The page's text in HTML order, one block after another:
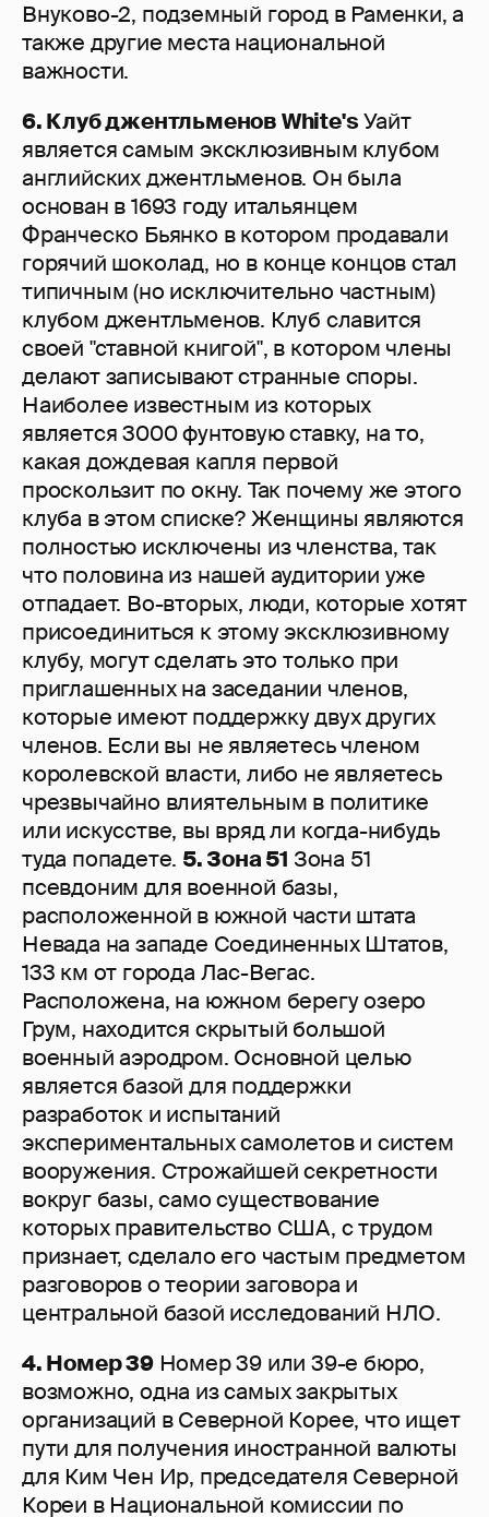
Внуково-2, подземный город в Раменки, а
также другие места национальной
важности.
6. Клуб джентльменов White'sУайт
является самым эксклюзивным клубом
английских джентльменов. Он была
основан в 1693 году итальянцем
Франческо Бьянко в котором продавали
горячий шоколад, но в конце концов стал
типичным (но исключительно частным)
клубом джентльменов. Клуб славится
своей "ставной книгой", в котором члены
делают записывают странные споры.
Наиболее известным из которых
является 3000 фунтовую ставку, на то,
какая дождевая капля первой
проскользит по окну. Так почему же этого
клуба в этом списке? Женщины являются
полностью исключены из членства, так
что половина из нашей аудитории уже
отпадает. Во-вторых, люди, которые хотят
присоединиться к этому эксклюзивному
клубу, могут сделать это только при
приглашенных на заседании членов,
которые имеют поддержку двух других
членов. Если вы не являетесь членом
королевской власти, либо не являетесь
чрезвычайно влиятельным в политике
или искусстве, вы вряд ли когда-нибудь
туда попадете. 5. Зона 51 Зона 51
псевдоним для военной базы,
расположенной в южной части штата
Невада на западе Соединенных Штатов,
133 км от города Лас-Вегас.
Расположена, на южном берегу озеро
Грум, находится скрытый большой
военный аэродром. Основной целью
является базой для поддержки
разработок и испытаний
экспериментальных самолетов и систем
вооружения. Строжайшей секретности
вокруг базы, само существование
которых правительство США, с трудом
признает, сделало его частым предметом
разговоров о теории заговора и
центральной базой исследований НЛО.
4. Номер 39Номер 39 или 39-е бюро,
возможно, одна из самых закрытых
организаций в Северной Корее, что ищет
пути для получения иностранной валюты
для Ким Чен Ир, председателя Северной
Кореи в Национальной комиссии по